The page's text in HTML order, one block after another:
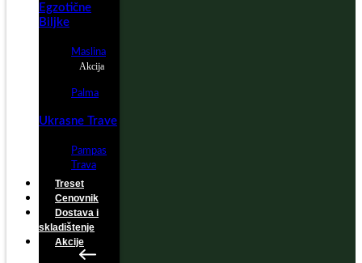
Egzotične
Biljke
Maslina
Akcija
Palma
Ukrasne Trave
Pampas
Trava
Treset
Cenovnik
Dostava i
skladištenje
Akcije